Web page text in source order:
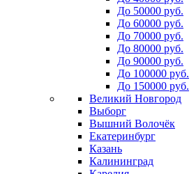
До 50000 руб.
До 60000 руб.
До 70000 руб.
До 80000 руб.
До 90000 руб.
До 100000 руб.
До 150000 руб.
Великий Новгород
Выборг
Вышний Волочёк
Екатеринбург
Казань
Калининград